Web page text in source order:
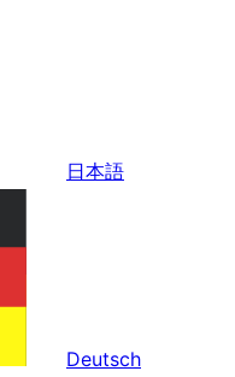
日本語
Deutsch